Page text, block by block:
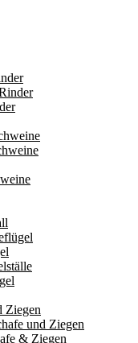
Ziegen
und Ziegen
& Ziegen